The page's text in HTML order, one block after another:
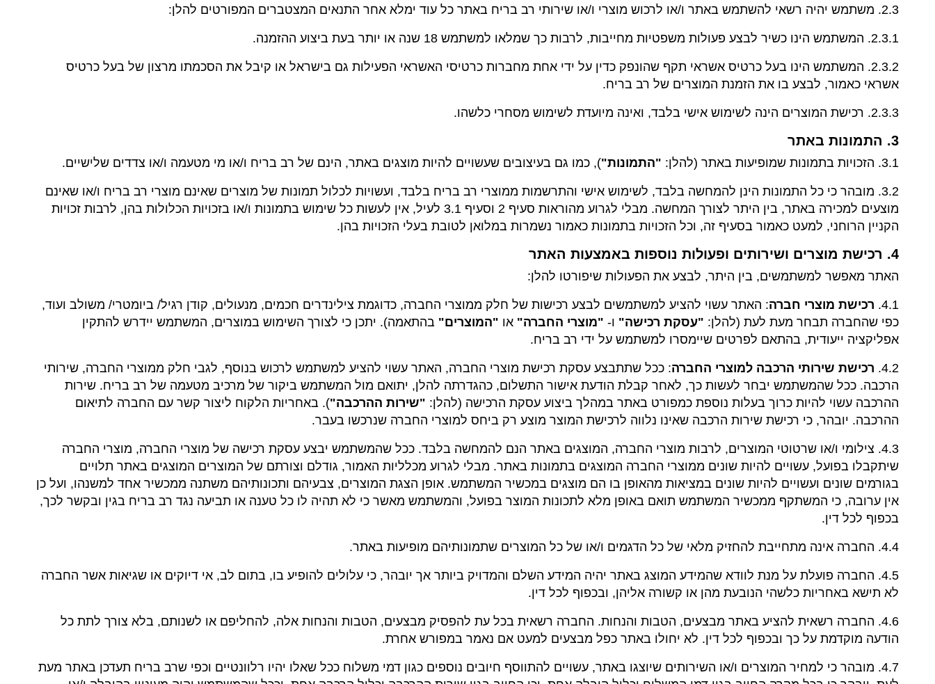
2.3. משתמש יהיה רשאי להשתמש באתר ו/או לרכוש מוצרי ו/או שירותי רב בריח באתר כל עוד ימלא אחר התנאים המצטברים המפורטים להלן:
2.3.1. המשתמש הינו כשיר לבצע פעולות משפטיות מחייבות, לרבות כך שמלאו למשתמש 18 שנה או יותר בעת ביצוע ההזמנה.
2.3.2. המשתמש הינו בעל כרטיס אשראי תקף שהונפק כדין על ידי אחת מחברות כרטיסי האשראי הפעילות גם בישראל או קיבל את הסכמתו מרצון של בעל כרטיס
אשראי כאמור, לבצע בו את הזמנת המוצרים של רב בריח.
2.3.3. רכישת המוצרים הינה לשימוש אישי בלבד, ואינה מיועדת לשימוש מסחרי כלשהו.
3. התמונות באתר
3.1. הזכויות בתמונות שמופיעות באתר (להלן: "התמונות"), כמו גם בעיצובים שעשויים להיות מוצגים באתר, הינם של רב בריח ו/או מי מטעמה ו/או צדדים שלישיים.
3.2. מובהר כי כל התמונות הינן להמחשה בלבד, לשימוש אישי והתרשמות ממוצרי רב בריח בלבד, ועשויות לכלול תמונות של מוצרים שאינם מוצרי רב בריח ו/או שאינם
מוצעים למכירה באתר, בין היתר לצורך המחשה. מבלי לגרוע מהוראות סעיף 2 וסעיף 3.1 לעיל, אין לעשות כל שימוש בתמונות ו/או בזכויות הכלולות בהן, לרבות זכויות
הקניין הרוחני, למעט כאמור בסעיף זה, וכל הזכויות בתמונות כאמור נשמרות במלואן לטובת בעלי הזכויות בהן.
4. רכישת מוצרים ושירותים ופעולות נוספות באמצעות האתר
האתר מאפשר למשתמשים, בין היתר, לבצע את הפעולות שיפורטו להלן:
4.1. רכישת מוצרי חברה: האתר עשוי להציע למשתמשים לבצע רכישות של חלק ממוצרי החברה, כדוגמת צילינדרים חכמים, מנעולים, קודן רגיל/ ביומטרי/ משולב ועוד,
כפי שהחברה תבחר מעת לעת (להלן: "עסקת רכישה" ו- "מוצרי החברה" או "המוצרים" בהתאמה). יתכן כי לצורך השימוש במוצרים, המשתמש יידרש להתקין
אפליקציה ייעודית, בהתאם לפרטים שיימסרו למשתמש על ידי רב בריח.
4.2. רכישת שירותי הרכבה למוצרי החברה: ככל שתתבצע עסקת רכישת מוצרי החברה, האתר עשוי להציע למשתמש לרכוש בנוסף, לגבי חלק ממוצרי החברה, שירותי
הרכבה. ככל שהמשתמש יבחר לעשות כך, לאחר קבלת הודעת אישור התשלום, כהגדרתה להלן, יתואם מול המשתמש ביקור של מרכיב מטעמה של רב בריח. שירות
ההרכבה עשוי להיות כרוך בעלות נוספת כמפורט באתר במהלך ביצוע עסקת הרכישה (להלן: "שירות ההרכבה"). באחריות הלקוח ליצור קשר עם החברה לתיאום
ההרכבה. יובהר, כי רכישת שירות הרכבה שאינו נלווה לרכישת המוצר מוצע רק ביחס למוצרי החברה שנרכשו בעבר.
4.3. צילומי ו/או שרטוטי המוצרים, לרבות מוצרי החברה, המוצגים באתר הנם להמחשה בלבד. ככל שהמשתמש יבצע עסקת רכישה של מוצרי החברה, מוצרי החברה
שיתקבלו בפועל, עשויים להיות שונים ממוצרי החברה המוצגים בתמונות באתר. מבלי לגרוע מכלליות האמור, גודלם וצורתם של המוצרים המוצגים באתר תלויים
בגורמים שונים ועשויים להיות שונים במציאות מהאופן בו הם מוצגים במכשיר המשתמש. אופן הצגת המוצרים, צבעיהם ותכונותיהם משתנה ממכשיר אחד למשנהו, ועל כן
אין ערובה, כי המשתקף ממכשיר המשתמש תואם באופן מלא לתכונות המוצר בפועל, והמשתמש מאשר כי לא תהיה לו כל טענה או תביעה נגד רב בריח בגין ובקשר לכך,
בכפוף לכל דין.
4.4. החברה אינה מתחייבת להחזיק מלאי של כל הדגמים ו/או של כל המוצרים שתמונותיהם מופיעות באתר.
4.5. החברה פועלת על מנת לוודא שהמידע המוצג באתר יהיה המידע השלם והמדויק ביותר אך יובהר, כי עלולים להופיע בו, בתום לב, אי דיוקים או שגיאות אשר החברה
לא תישא באחריות כלשהי הנובעת מהן או קשורה אליהן, ובכפוף לכל דין.
4.6. החברה רשאית להציע באתר מבצעים, הטבות והנחות. החברה רשאית בכל עת להפסיק מבצעים, הטבות והנחות אלה, להחליפם או לשנותם, בלא צורך לתת כל
הודעה מוקדמת על כך ובכפוף לכל דין. לא יחולו באתר כפל מבצעים למעט אם נאמר במפורש אחרת.
4.7. מובהר כי למחיר המוצרים ו/או השירותים שיוצגו באתר, עשויים להתווסף חיובים נוספים כגון דמי משלוח ככל שאלו יהיו רלוונטיים וכפי שרב בריח תעדכן באתר מעת